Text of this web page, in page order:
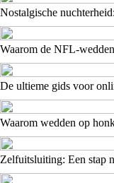
Nostalgische
Waarom de NFL-
De ultieme gids voor
Waarom wedden op
Zelfuitsluiting: Een stap